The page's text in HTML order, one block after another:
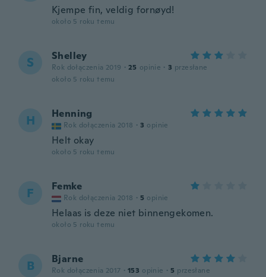
Kjempe fin, veldig fornøyd!
około 5 roku temu
S Shelley
Rok dołączenia 2019 · 25 opinie · 3 przesłane
około 5 roku temu
H Henning
Rok dołączenia 2018 · 3 opinie
Helt okay
około 5 roku temu
F Femke
Rok dołączenia 2018 · 5 opinie
Helaas is deze niet binnengekomen.
około 5 roku temu
B Bjarne
Rok dołączenia 2017 · 153 opinie · 5 przesłane